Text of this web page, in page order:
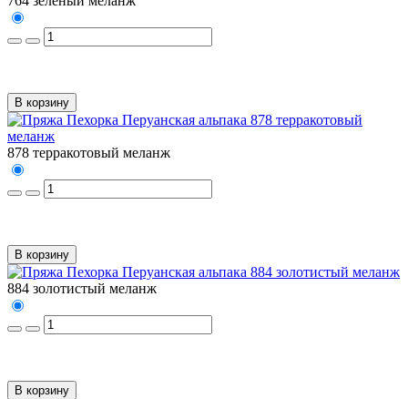
В корзину
878 терракотовый меланж
В корзину
884 золотистый меланж
В корзину